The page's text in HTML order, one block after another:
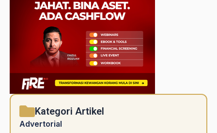
Kategori Artikel
Advertorial